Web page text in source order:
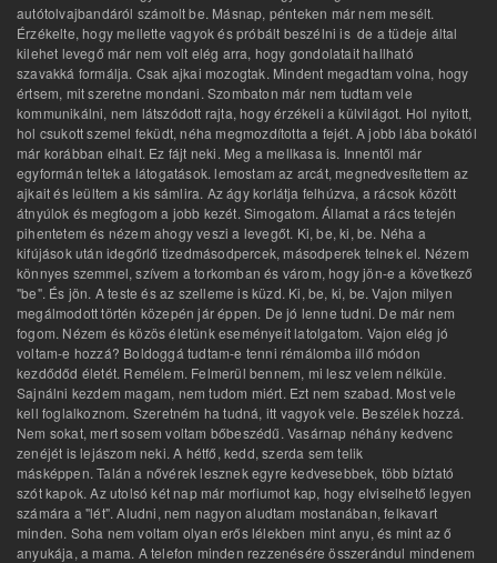
autótolvajbandáról számolt be. Másnap, pénteken már nem mesélt.
Érzékelte, hogy mellette vagyok és próbált beszélni is de a tüdeje által
kilehet levegő már nem volt elég arra, hogy gondolatait hallható
szavakká formálja. Csak ajkai mozogtak. Mindent megadtam volna, hogy
értsem, mit szeretne mondani. Szombaton már nem tudtam vele
kommunikálni, nem látszódott rajta, hogy érzékeli a külvilágot. Hol nyitott,
hol csukott szemel feküdt, néha megmozdította a fejét. A jobb lába bokától
már korábban elhalt. Ez fájt neki. Meg a mellkasa is. Innentől már
egyformán teltek a látogatások. lemostam az arcát, megnedvesítettem az
ajkait és leültem a kis sámlira. Az ágy korlátja felhúzva, a rácsok között
átnyúlok és megfogom a jobb kezét. Simogatom. Államat a rács tetején
pihentetem és nézem ahogy veszi a levegőt. Ki, be, ki, be. Néha a
kifújások után idegőrlő tizedmásodpercek, másodperek telnek el. Nézem
könnyes szemmel, szívem a torkomban és várom, hogy jön-e a következő
"be". És jön. A teste és az szelleme is küzd. Ki, be, ki, be. Vajon milyen
megálmodott történ közepén jár éppen. De jó lenne tudni. De már nem
fogom. Nézem és közös életünk eseményeit latolgatom. Vajon elég jó
voltam-e hozzá? Boldoggá tudtam-e tenni rémálomba illő módon
kezdődőd életét. Remélem. Felmerül bennem, mi lesz velem nélküle.
Sajnálni kezdem magam, nem tudom miért. Ezt nem szabad. Most vele
kell foglalkoznom. Szeretném ha tudná, itt vagyok vele. Beszélek hozzá.
Nem sokat, mert sosem voltam bőbeszédű. Vasárnap néhány kedvenc
zenéjét is lejászom neki. A hétfő, kedd, szerda sem telik
másképpen. Talán a nővérek lesznek egyre kedvesebbek, több bíztató
szót kapok. Az utolsó két nap már morfiumot kap, hogy elviselhető legyen
számára a "lét". Aludni, nem nagyon aludtam mostanában, felkavart
minden. Soha nem voltam olyan erős lélekben mint anyu, és mint az ő
anyukája, a mama. A telefon minden rezzenésére összerándul mindenem